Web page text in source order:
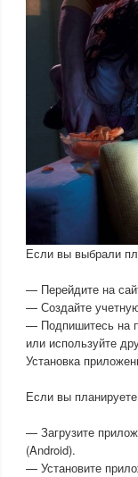
Если вы выбрали
— Перейдите на
— Создайте
— Подпишитесь на
или используйте
Установка
Если вы
— Загрузите
(Android).
— Установите